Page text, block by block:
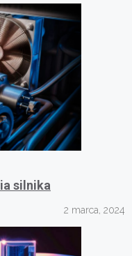
silnika
2 marca, 2024